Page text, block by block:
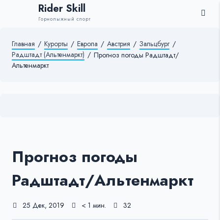
Rider Skill
Горнолыжный спорт
Главная / Курорты / Европа / Австрия / Зальцбург /
Радштадт (Альтенмаркт) / Прогноз погоды Радштадт/
Альтенмаркт
Прогноз погоды
Радштадт/Альтенмаркт
25 Дек, 2019 < 1 мин. 32